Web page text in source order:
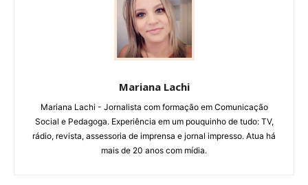
Mariana Lachi
Mariana Lachi - Jornalista com formação em Comunicação
Social e Pedagoga. Experiência em um pouquinho de tudo: TV,
rádio, revista, assessoria de imprensa e jornal impresso. Atua há
mais de 20 anos com mídia.